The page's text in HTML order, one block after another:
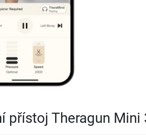
přístoj Theragun Mini